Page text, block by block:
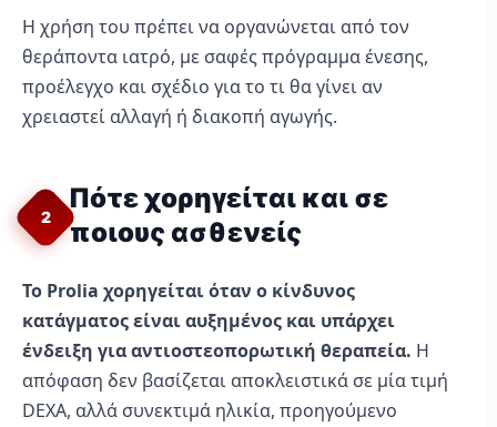
Η χρήση του πρέπει να οργανώνεται από τον
θεράποντα ιατρό, με σαφές πρόγραμμα ένεσης,
προέλεγχο και σχέδιο για το τι θα γίνει αν
χρειαστεί αλλαγή ή διακοπή αγωγής.
2
Πότε χορηγείται και σε
ποιους ασθενείς
Το Prolia χορηγείται όταν ο κίνδυνος
κατάγματος είναι αυξημένος και υπάρχει
ένδειξη για αντιοστεοπορωτική θεραπεία. Η
απόφαση δεν βασίζεται αποκλειστικά σε μία τιμή
DEXA, αλλά συνεκτιμά ηλικία, προηγούμενο